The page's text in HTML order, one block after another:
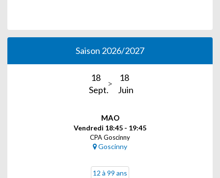
Saison 2026/2027
18
Sept.
18
Juin
MAO
Vendredi 18:45 - 19:45
CPA Goscinny
Goscinny
12 à 99 ans